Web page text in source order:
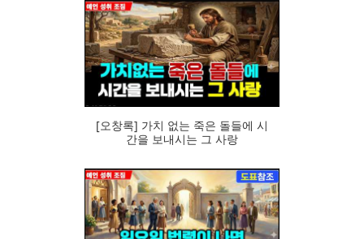
81
[오창록] 가치 없는 죽은 돌들에 시
간을 보내시는 그 사랑
81